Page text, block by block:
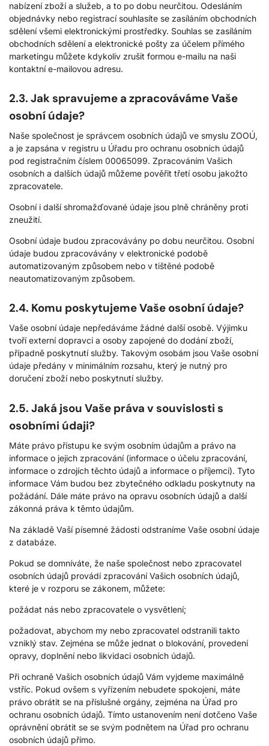
nabízení zboží a služeb, a to po dobu neurčitou. Odesláním
objednávky nebo registrací souhlasíte se zasíláním obchodních
sdělení všemi elektronickými prostředky. Souhlas se zasíláním
obchodních sdělení a elektronické pošty za účelem přímého
marketingu můžete kdykoliv zrušit formou e-mailu na naši
kontaktní e-mailovou adresu.
2.3. Jak spravujeme a zpracováváme Vaše
osobní údaje?
Naše společnost je správcem osobních údajů ve smyslu ZOOÚ,
a je zapsána v registru u Úřadu pro ochranu osobních údajů
pod registračním číslem 00065099. Zpracováním Vašich
osobních a dalších údajů můžeme pověřit třetí osobu jakožto
zpracovatele.
Osobní i další shromažďované údaje jsou plně chráněny proti
zneužití.
Osobní údaje budou zpracovávány po dobu neurčitou. Osobní
údaje budou zpracovávány v elektronické podobě
automatizovaným způsobem nebo v tištěné podobě
neautomatizovaným způsobem.
2.4. Komu poskytujeme Vaše osobní údaje?
Vaše osobní údaje nepředáváme žádné další osobě. Výjimku
tvoří externí dopravci a osoby zapojené do dodání zboží,
případně poskytnutí služby. Takovým osobám jsou Vaše osobní
údaje předány v minimálním rozsahu, který je nutný pro
doručení zboží nebo poskytnutí služby.
2.5. Jaká jsou Vaše práva v souvislosti s
osobními údaji?
Máte právo přístupu ke svým osobním údajům a právo na
informace o jejich zpracování (informace o účelu zpracování,
informace o zdrojích těchto údajů a informace o příjemci). Tyto
informace Vám budou bez zbytečného odkladu poskytnuty na
požádání. Dále máte právo na opravu osobních údajů a další
zákonná práva k těmto údajům.
Na základě Vaší písemné žádosti odstraníme Vaše osobní údaje
z databáze.
Pokud se domníváte, že naše společnost nebo zpracovatel
osobních údajů provádí zpracování Vašich osobních údajů,
které je v rozporu se zákonem, můžete:
požádat nás nebo zpracovatele o vysvětlení;
požadovat, abychom my nebo zpracovatel odstranili takto
vzniklý stav. Zejména se může jednat o blokování, provedení
opravy, doplnění nebo likvidaci osobních údajů.
Při ochraně Vašich osobních údajů Vám vyjdeme maximálně
vstříc. Pokud ovšem s vyřízením nebudete spokojeni, máte
právo obrátit se na příslušné orgány, zejména na Úřad pro
ochranu osobních údajů. Tímto ustanovením není dotčeno Vaše
oprávnění obrátit se se svým podnětem na Úřad pro ochranu
osobních údajů přímo.